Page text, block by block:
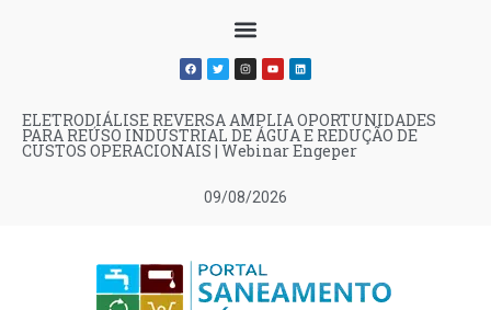
09/08/2026
ELETRODIÁLISE REVERSA AMPLIA OPORTUNIDADES
PARA REÚSO INDUSTRIAL DE ÁGUA E REDUÇÃO DE
CUSTOS OPERACIONAIS | Webinar Engeper